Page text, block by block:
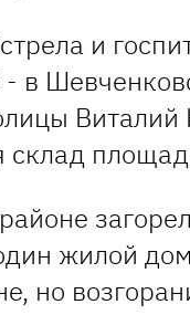
и
- в
склад
жилой
но